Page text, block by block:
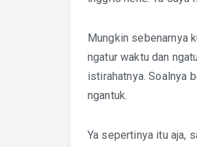
Mungkin sebenarnya
ngatur waktu dan
istirahatnya. Soalnya
ngantuk.
Ya sepertinya itu aja,